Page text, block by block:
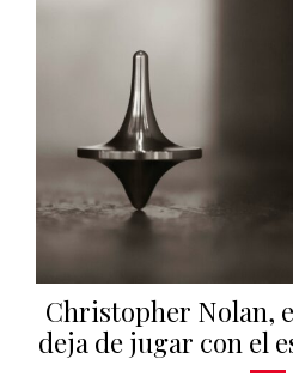
Christopher Nolan,
deja de jugar con el